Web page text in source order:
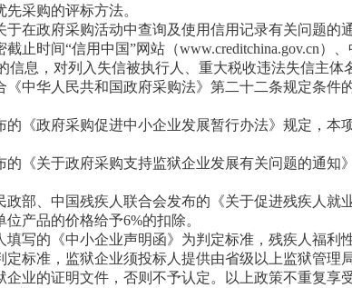
采购的评标方法。
于在政府采购活动中查询及使用信用记录有关问题的
止时间“信用中国”网站（www.creditchina.gov.cn）
的信息，对列入失信被执行人、重大税收违法失信主
《中华人民共和国政府采购法》第二十二条规定条件
的《政府采购促进中小企业发展暂行办法》规定，本
的《关于政府采购支持监狱企业发展有关问题的通知
政部、中国残疾人联合会发布的《关于促进残疾人就
产品的价格给予6%的扣除。
填写的《中小企业声明函》为判定标准，残疾人福利
定标准，监狱企业须投标人提供由省级以上监狱管理
业的证明文件，否则不予认定。以上政策不重复享受